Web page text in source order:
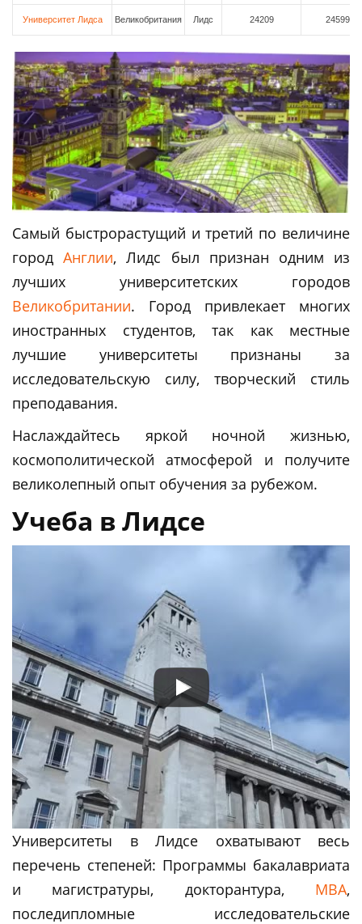
Университет Лидса Великобритания Лидс 24209 24599
Самый быстрорастущий и третий по величине
городАнглии, Лидс был признан одним из
лучших университетских городов
Великобритании. Город привлекает многих
иностранных студентов, так как местные
лучшие университеты признаны за
исследовательскую силу, творческий стиль
преподавания.
Наслаждайтесь яркой ночной жизнью,
космополитической атмосферой и получите
великолепный опыт обучения за рубежом.
Учеба в Лидсе
Университеты в Лидсе охватывают весь
перечень степеней: Программы бакалавриата
и магистратуры, докторантура, MBA,
последипломные исследовательские